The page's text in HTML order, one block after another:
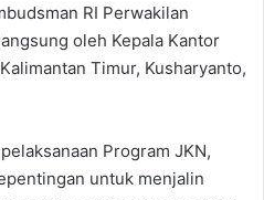
RI Perwakilan
oleh Kepala Kantor
Timur, Kusharyanto,
Program JKN,
untuk menjalin